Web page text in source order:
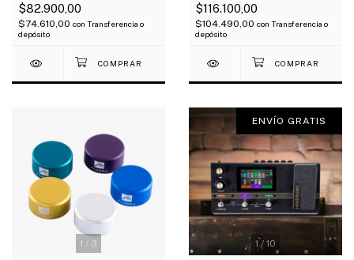
$82.900,00
$74.610,00 con Transferencia o
depósito
$116.100,00
$104.490,00 con Transferencia o
depósito
1 / 3 1 / 10
ENVÍO GRATIS